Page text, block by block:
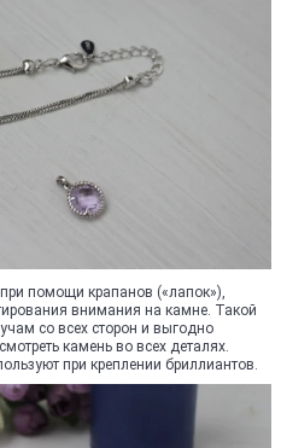
помощи крапанов («лапок»),
внимания на камне. Такой
со всех сторон и выгодно
камень во всех деталях.
при креплении бриллиантов.